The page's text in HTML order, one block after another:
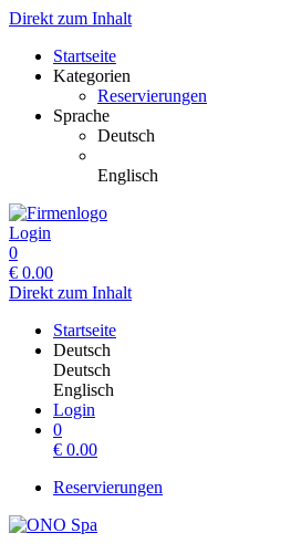
Direkt zum Inhalt
Startseite
Kategorien
Reservierungen
Sprache
Deutsch
Englisch
Login
0
€ 0.00
Direkt zum Inhalt
Startseite
Deutsch
Deutsch
Englisch
Login
0
€ 0.00
Reservierungen